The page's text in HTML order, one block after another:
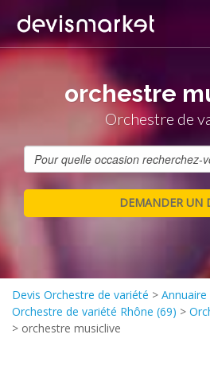
orchestre
Orchestre de
Devis Orchestre de variété >
Orchestre de variété Rhône (69) >
> orchestre musiclive